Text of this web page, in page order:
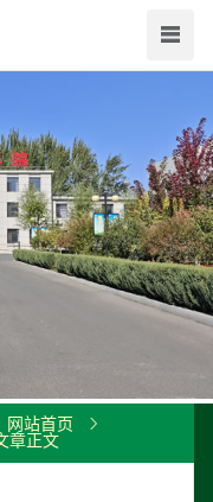
网站首页
章正文